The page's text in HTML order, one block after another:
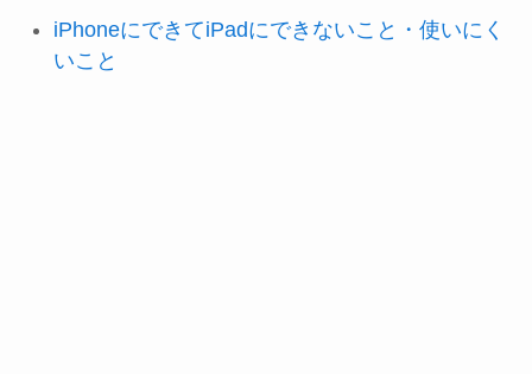
iPhoneにできてiPadにできないこと・使いにく
いこと